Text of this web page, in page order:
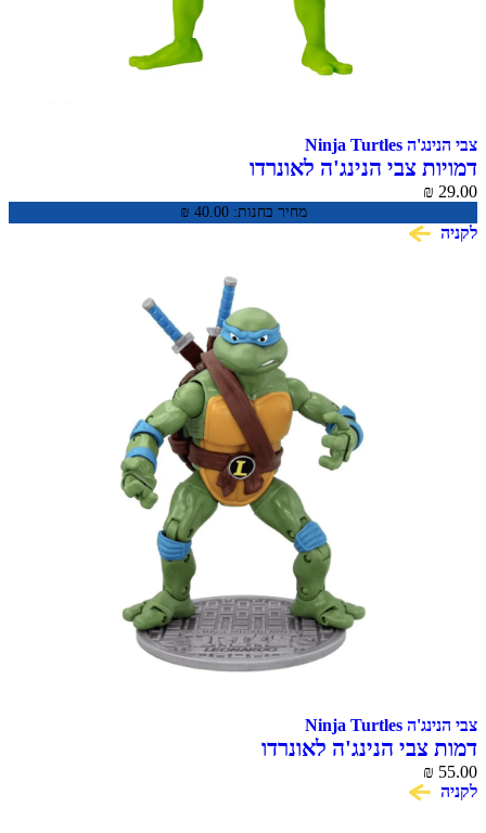
צבי הנינג'ה Ninja Turtles
דמויות צבי הנינג'ה לאונרדו
מחיר בחנות: ₪ 40.00
₪ 29.00
לקניה
צבי הנינג'ה Ninja Turtles
דמות צבי הנינג'ה לאונרדו
₪ 55.00
לקניה